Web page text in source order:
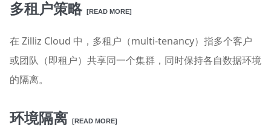
多租户策略 [READ MORE]
在 Zilliz Cloud 中，多租户（multi-tenancy）指多个客户
或团队（即租户）共享同一个集群，同时保持各自数据环境
的隔离。
环境隔离 [READ MORE]